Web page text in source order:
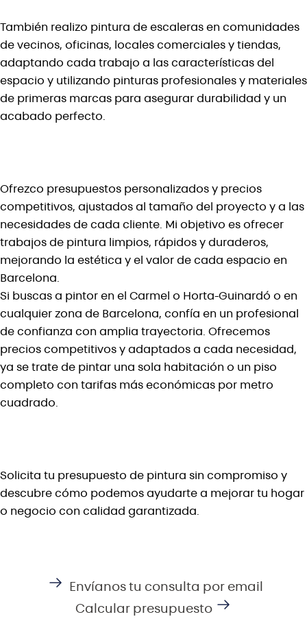
También realizo pintura de escaleras en comunidades
de vecinos, oficinas, locales comerciales y tiendas,
adaptando cada trabajo a las características del
espacio y utilizando pinturas profesionales y materiales
de primeras marcas para asegurar durabilidad y un
acabado perfecto.
Ofrezco presupuestos personalizados y precios
competitivos, ajustados al tamaño del proyecto y a las
necesidades de cada cliente. Mi objetivo es ofrecer
trabajos de pintura limpios, rápidos y duraderos,
mejorando la estética y el valor de cada espacio en
Barcelona.
Si buscas a pintor en el Carmel o Horta-Guinardó o en
cualquier zona de Barcelona, confía en un profesional
de confianza con amplia trayectoria. Ofrecemos
precios competitivos y adaptados a cada necesidad,
ya se trate de pintar una sola habitación o un piso
completo con tarifas más económicas por metro
cuadrado.
Solicita tu presupuesto de pintura sin compromiso y
descubre cómo podemos ayudarte a mejorar tu hogar
o negocio con calidad garantizada.
Envíanos tu consulta por email
Calcular presupuesto